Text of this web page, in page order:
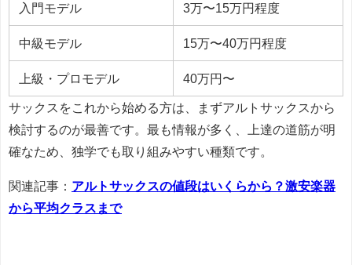
入門モデル 3万〜15万円程度
中級モデル 15万〜40万円程度
上級・プロモデル 40万円〜
サックスをこれから始める方は、まずアルトサックスから
検討するのが最善です。最も情報が多く、上達の道筋が明
確なため、独学でも取り組みやすい種類です。
関連記事： アルトサックスの値段はいくらから？激安楽器
から平均クラスまで